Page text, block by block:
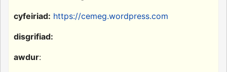
cyfeiriad: https://cemeg.wordpress.com
disgrifiad:
awdur: